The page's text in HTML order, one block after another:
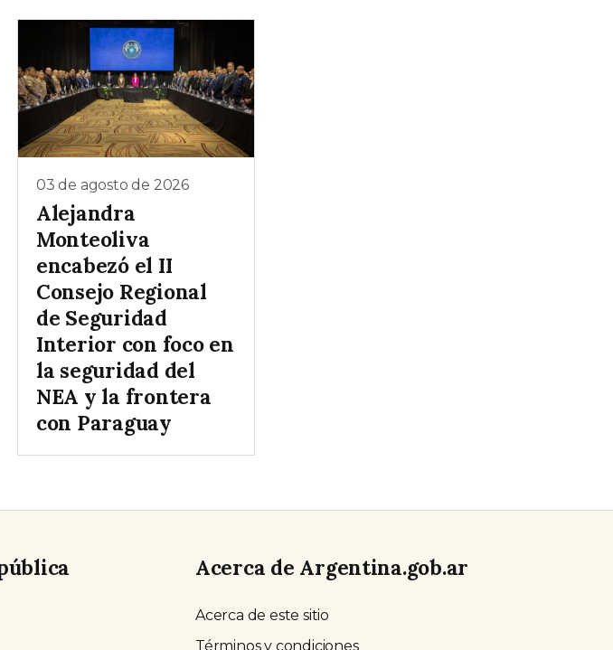
03 de agosto de 2026
Alejandra
Monteoliva
encabezó el II
Consejo Regional
de Seguridad
Interior con foco en
la seguridad del
NEA y la frontera
con Paraguay
Acerca de Argentina.gob.ar
Acerca de este sitio
Términos y condiciones